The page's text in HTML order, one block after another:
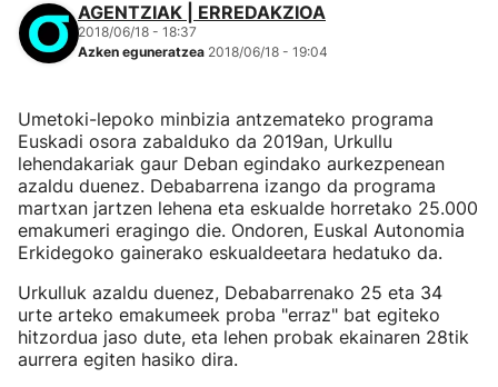
AGENTZIAK | ERREDAKZIOA
2018/06/18 - 18:37
Azken eguneratzea 2018/06/18 - 19:04
Umetoki-lepoko minbizia antzemateko programa
Euskadi osora zabalduko da 2019an, Urkullu
lehendakariak gaur Deban egindako aurkezpenean
azaldu duenez. Debabarrena izango da programa
martxan jartzen lehena eta eskualde horretako 25.000
emakumeri eragingo die. Ondoren, Euskal Autonomia
Erkidegoko gainerako eskualdeetara hedatuko da.
Urkulluk azaldu duenez, Debabarrenako 25 eta 34
urte arteko emakumeek proba "erraz" bat egiteko
hitzordua jaso dute, eta lehen probak ekainaren 28tik
aurrera egiten hasiko dira.